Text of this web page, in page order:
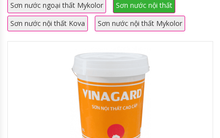
Sơn nước ngoại thất Mykolor
Sơn nước nội thất
Sơn nước nội thất Kova
Sơn nước nội thất Mykolor